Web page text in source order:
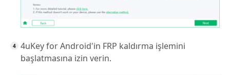
4uKey for Android'in FRP kaldırma işlemini
başlatmasına izin verin.